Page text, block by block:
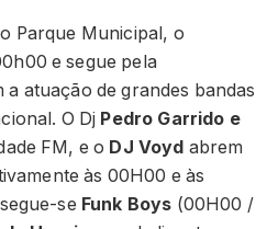
Parque Municipal, o
e segue pela
atuação de grandes bandas
O Dj Pedro Garrido e
FM, e o DJ Voyd abrem
às 00H00 e às
se Funk Boys (00H00 /